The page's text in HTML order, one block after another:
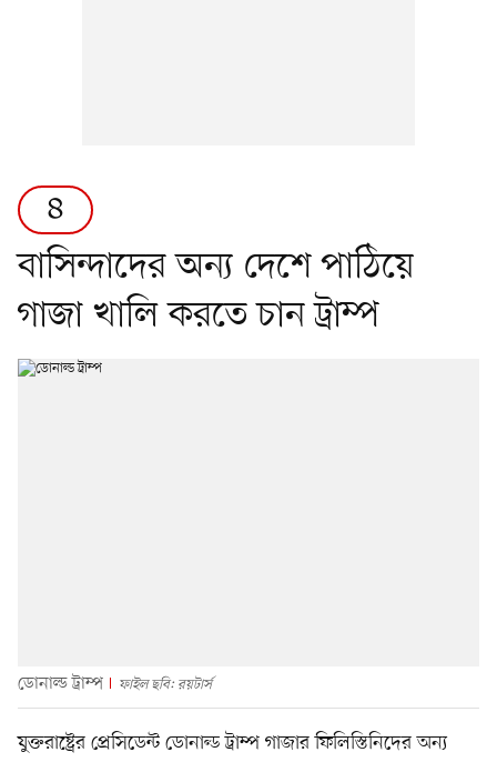
৪
বাসিন্দাদের অন্য দেশে পাঠিয়ে
গাজা খালি করতে চান ট্রাম্প
ডোনাল্ড ট্রাম্প ফাইল ছবি: রয়টার্স
যুক্তরাষ্ট্রের প্রেসিডেন্ট ডোনাল্ড ট্রাম্প গাজার ফিলিস্তিনিদের অন্য